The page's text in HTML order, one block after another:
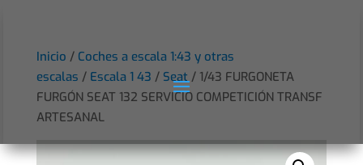
Inicio / Coches a escala 1:43 y otras
escalas / Escala 1 43 / Seat/ 1/43 FURGONETA
FURGÓN SEAT 132 SERVICIO COMPETICIÓN TRANSF
ARTESANAL